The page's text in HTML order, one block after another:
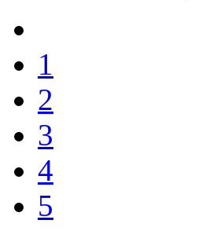
1
2
3
4
5